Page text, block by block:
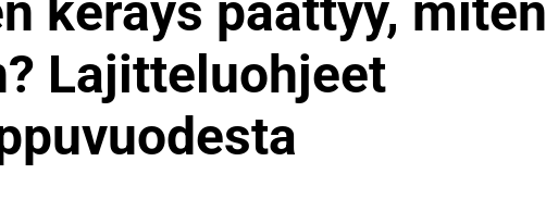
keräys päättyy, miten
Lajitteluohjeet